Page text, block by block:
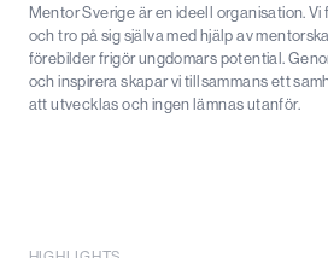
Mentor Sverige är en ideell organisation.
och tro på sig själva med hjälp av
förebilder frigör ungdomars potential.
och inspirera skapar vi tillsammans ett
att utvecklas och ingen lämnas utanför.